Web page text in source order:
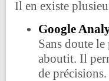
Il en existe
Google
Sans doute
aboutit. Il
de précisions.